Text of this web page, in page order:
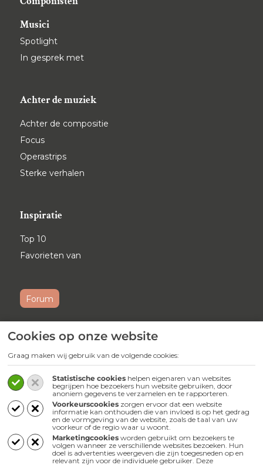
Cookies op onze website
Graag maken wij gebruik van de volgende cookies:
Statistische cookies helpen eigenaren van websites
begrijpen hoe bezoekers hun website gebruiken, door
anoniem gegevens te verzamelen en te rapporteren.
Voorkeurscookies zorgen ervoor dat een website
informatie kan onthouden die van invloed is op het gedrag
en de vormgeving van de website, zoals de taal van uw
voorkeur of de regio waar u woont.
Marketingcookies worden gebruikt om bezoekers te
volgen wanneer ze verschillende websites bezoeken. Hun
doel is advertenties weergeven die zijn toegesneden op en
relevant zijn voor de individuele gebruiker. Deze
Musici
Spotlight
In gesprek met
Achter de muziek
Achter de compositie
Focus
Operastrips
Sterke verhalen
Inspiratie
Top 10
Favorieten van
Forum
Ontvang maandelijks onze
nieuwsbrief
Volg ons
Webwinkel